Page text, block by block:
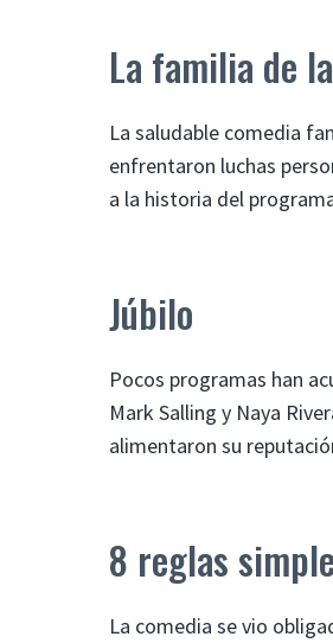
La familia de
La saludable comedia
enfrentaron luchas
a la historia del
Júbilo
Pocos programas han
Mark Salling y Naya
alimentaron su
8 reglas
La comedia se vio